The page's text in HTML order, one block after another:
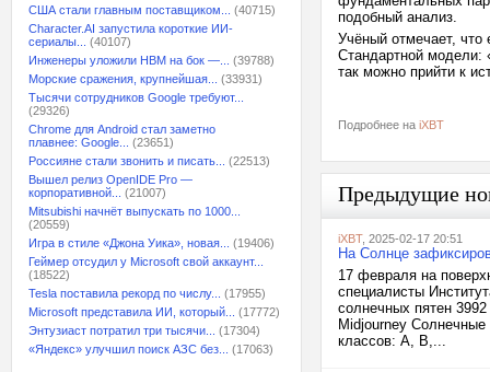
США стали главным поставщиком...
(40715)
Character.AI запустила короткие ИИ-
сериалы...
(40107)
Инженеры уложили HBM на бок —...
(39788)
Морские сражения, крупнейшая...
(33931)
Тысячи сотрудников Google требуют...
(29326)
Chrome для Android стал заметно
плавнее: Google...
(23651)
Россияне стали звонить и писать...
(22513)
Вышел релиз OpenIDE Pro —
корпоративной...
(21007)
Mitsubishi начнёт выпускать по 1000...
(20559)
Игра в стиле «Джона Уика», новая...
(19406)
Геймер отсудил у Microsoft свой аккаунт...
(18522)
Tesla поставила рекорд по числу...
(17955)
Microsoft представила ИИ, который...
(17772)
Энтузиаст потратил три тысячи...
(17304)
«Яндекс» улучшил поиск АЗС без...
(17063)
подобный анализ.
Учёный отмечает,
Стандартной модели:
так можно прийти к
Подробнее на iXBT
Предыдущие
iXBT, 2025-02-17 20:51
На Солнце
17 февраля на
специалисты
солнечных пятен
Midjourney
классов: A, B,...